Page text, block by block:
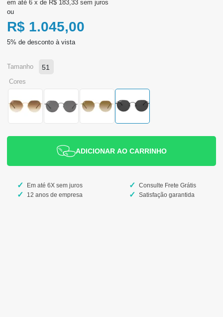
6 x de R$ 183,33 sem juros
ou
R$ 1.045,00
cores
tamanho 51
ADICIONAR AO CARRINHO
Em até 6X sem juros
12 anos de empresa
Consulte Frete Grátis
Satisfação garantida